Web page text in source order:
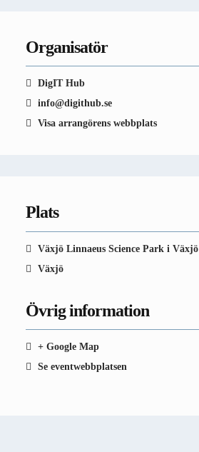
Organisatör
DigIT Hub
info@digithub.se
Visa arrangörens webbplats
Plats
Växjö Linnaeus Science Park i Växjö
Växjö
Övrig information
+ Google Map
Se eventwebbplatsen